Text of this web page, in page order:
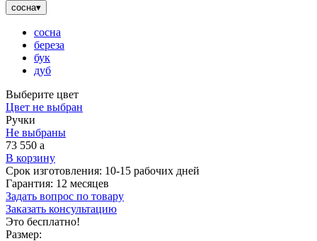
сосна▾
сосна
береза
бук
дуб
Выберите цвет
Цвет не выбран
Ручки
Не выбраны
73 550 a
В корзину
Срок изготовления: 10-15 рабочих дней
Гарантия: 12 месяцев
Задать вопрос по товару
Заказать консультацию
Это бесплатно!
Размер: